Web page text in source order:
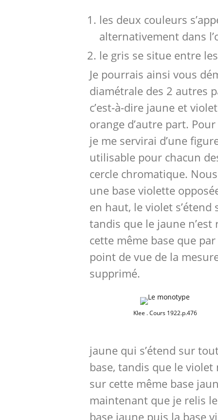
les deux couleurs
alternativement dans
le gris se situe entre
Je pourrais ainsi vous
diamétrale des 2 autres
c’est-à-dire jaune et
orange d’autre part.
je me servirai d’une
utilisable pour chacun
cercle chromatique.
une base violette
en haut, le violet s’étend
tandis que le jaune
cette même base que
point de vue de la
supprimé.
Klee . Cours 1922.p.476
jaune qui s’étend sur
base, tandis que le violet
sur cette même base
maintenant que je relis
base jaune puis la base